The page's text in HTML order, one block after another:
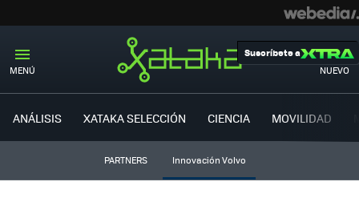
MENÚ NUEVO
Suscríbete a
ANÁLISIS XATAKA SELECCIÓN CIENCIA MOVILIDAD
PARTNERS Innovación Volvo